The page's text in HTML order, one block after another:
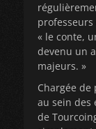
professeurs
« le conte,
devenu un
majeurs. »
Chargée de
au sein des
de